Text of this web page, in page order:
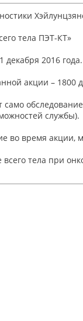
тела ПЭТ-КТ»
декабря 2016 года.
акции –
службы).
во время акции,
тела при